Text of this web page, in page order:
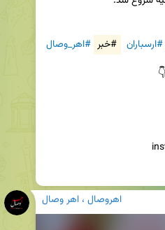
#ارسباران #خبر #اهر_وصال
اهروصال ، اهر وصال